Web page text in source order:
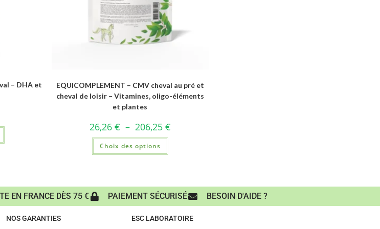
– DHA et
EQUICOMPLEMENT – CMV cheval au pré et
cheval de loisir – Vitamines, oligo-éléments
et plantes
26,26 € – 206,25 €
Choix des options
EN FRANCE DÈS 75 € PAIEMENT SÉCURISÉ BESOIN D'AIDE ?
NOS GARANTIES
ESC LABORATOIRE